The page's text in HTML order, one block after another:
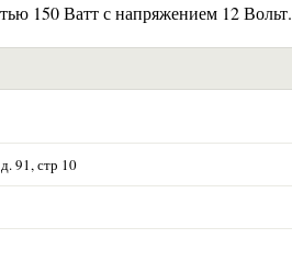
150 Ватт с напряжением 12 Вольт.
91, стр 10